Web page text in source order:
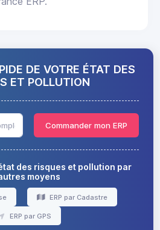
DE VOTRE ÉTAT DES
ET POLLUTION
Commander mon ERP
des risques et pollution par
moyens
ERP par Cadastre
ERP par GPS